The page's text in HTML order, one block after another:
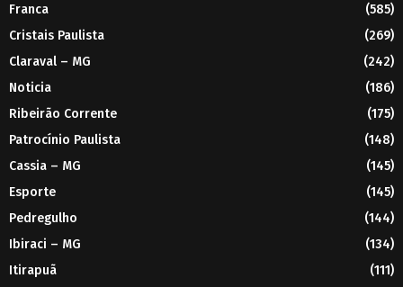
Franca
(585)
Cristais Paulista
(269)
Claraval – MG
(242)
Noticia
(186)
Ribeirão Corrente
(175)
Patrocínio Paulista
(148)
Cassia – MG
(145)
Esporte
(145)
Pedregulho
(144)
Ibiraci – MG
(134)
Itirapuã
(111)